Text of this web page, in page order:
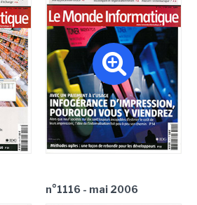
n°1116 - mai 2006